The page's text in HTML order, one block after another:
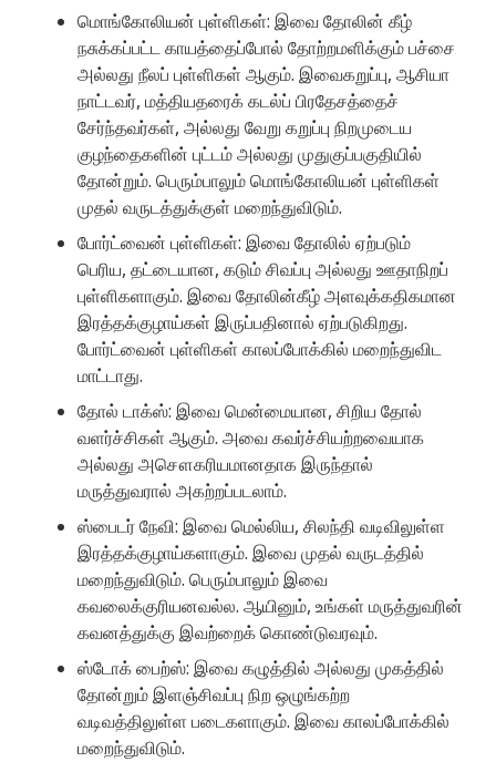
மொங்கோலியன் புள்ளிகள்: இவை தோலின் கீழ்
நசுக்கப்பட்ட காயத்தைப்போல் தோற்றமளிக்கும் பச்சை
அல்லது நீலப் புள்ளிகள் ஆகும். இவைகறுப்பு, ஆசியா
நாட்டவர், மத்தியதரைக் கடல்ப் பிரதேசத்தைச்
சேர்ந்தவர்கள், அல்லது வேறு கறுப்பு நிறமுடைய
குழந்தைகளின் புட்டம் அல்லது முதுகுப்பகுதியில்
தோன்றும். பெரும்பாலும் மொங்கோலியன் புள்ளிகள்
முதல் வருடத்துக்குள் மறைந்துவிடும்.
போர்ட்வைன் புள்ளிகள்: இவை தோலில் ஏற்படும்
பெரிய, தட்டையான, கடும் சிவப்பு அல்லது ஊதாநிறப்
புள்ளிகளாகும். இவை தோலின்கீழ் அளவுக்கதிகமான
இரத்தக்குழாய்கள் இருப்பதினால் ஏற்படுகிறது.
போர்ட்வைன் புள்ளிகள் காலப்போக்கில் மறைந்துவிட
மாட்டாது.
தோல் டாக்ஸ்: இவை மென்மையான, சிறிய தோல்
வளர்ச்சிகள் ஆகும். அவை கவர்ச்சியற்றவையாக
அல்லது அசௌகரியமானதாக இருந்தால்
மருத்துவரால் அகற்றப்படலாம்.
ஸ்பைடர் நேவி: இவை மெல்லிய, சிலந்தி வடிவிலுள்ள
இரத்தக்குழாய்களாகும். இவை முதல் வருடத்தில்
மறைந்துவிடும். பெரும்பாலும் இவை
கவலைக்குரியனவல்ல. ஆயினும், உங்கள் மருத்துவரின்
கவனத்துக்கு இவற்றைக் கொண்டுவரவும்.
ஸ்டோக் பைற்ஸ்: இவை கழுத்தில் அல்லது முகத்தில்
தோன்றும் இளஞ்சிவப்பு நிற ஒழுங்கற்ற
வடிவத்திலுள்ள படைகளாகும். இவை காலப்போக்கில்
மறைந்துவிடும்.